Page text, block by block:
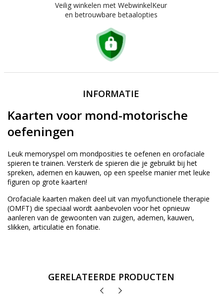
Veilig winkelen met WebwinkelKeur
en betrouwbare betaalopties
INFORMATIE
Kaarten voor mond-motorische
oefeningen
Leuk memoryspel om mondposities te oefenen en orofaciale
spieren te trainen. Versterk de spieren die je gebruikt bij het
spreken, ademen en kauwen, op een speelse manier met leuke
figuren op grote kaarten!
Orofaciale kaarten maken deel uit van myofunctionele therapie
(OMFT) die speciaal wordt aanbevolen voor het opnieuw
aanleren van de gewoonten van zuigen, ademen, kauwen,
slikken, articulatie en fonatie.
GERELATEERDE PRODUCTEN